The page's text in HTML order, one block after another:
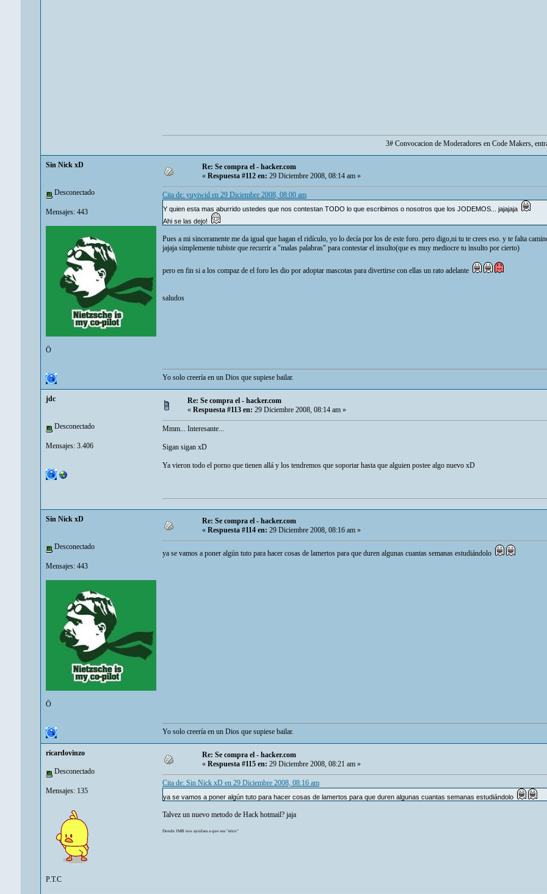
3# Convocacion de Moderadores en Code Makers,
Sin Nick xD
Desconectado
Mensajes: 443
Ö
Re: Se compra el - hacker.com
«Respuesta #112 en:29 Diciembre 2008, 08:14 am »
Cita de: yuyiwid en 29 Diciembre 2008, 08:00 am
Y quien esta mas aburrido ustedes que nos contestan TODO lo que escribimos o nosotros que los JODEMOS... jajajaja
Ahi se las dejo!
Pues a mi sinceramente me da igual que hagan el ridículo, yo lo decía por los de este foro. pero digo,ni tu te crees eso. y te falta
jajaja simplemente tubiste que recurrir a "malas palabras" para contestar el insulto(que es muy mediocre tu insulto por cierto)
pero en fin si a los compaz de el foro les dio por adoptar mascotas para divertirse con ellas un rato adelante
saludos
Yo solo creería en un Dios que supiese bailar.
jdc
Desconectado
Mensajes: 3.406
Re: Se compra el - hacker.com
« Respuesta #113 en: 29 Diciembre 2008, 08:14 am »
Mmm... Interesante...
Sigan sigan xD
Ya vieron todo el porno que tienen allá y los tendremos que soportar hasta que alguien postee algo nuevo xD
Sin Nick xD
Desconectado
Mensajes: 443
Ö
Re: Se compra el - hacker.com
«Respuesta #114 en:29 Diciembre 2008, 08:16 am »
ya se vamos a poner algún tuto para hacer cosas de lamertos para que duren algunas cuantas semanas estudiándolo
Yo solo creería en un Dios que supiese bailar.
ricardovinzo
Desconectado
Mensajes: 135
P.T.C
Re: Se compra el - hacker.com
« Respuesta #115 en: 29 Diciembre 2008, 08:21 am »
Cita de: Sin Nick xD en 29 Diciembre 2008, 08:16 am
ya se vamos a poner algún tuto para hacer cosas de lamertos para que duren algunas cuantas semanas estudiándolo
Talvez un nuevo metodo de Hack hotmail? jaja
Donde JMB nos ayudara a que sea "etico"